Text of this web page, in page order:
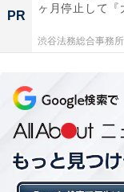
PR
ヶ月停止して
渋谷法務総合事務所